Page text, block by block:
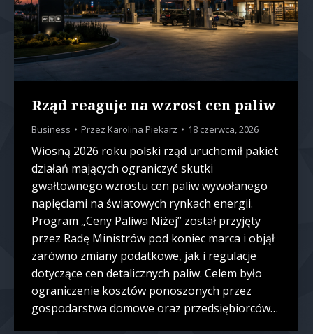
Rząd reaguje na wzrost cen paliw
Business Przez Karolina Piekarz 18 czerwca, 2026
Wiosną 2026 roku polski rząd uruchomił pakiet
działań mających ograniczyć skutki
gwałtownego wzrostu cen paliw wywołanego
napięciami na światowych rynkach energii.
Program „Ceny Paliwa Niżej” został przyjęty
przez Radę Ministrów pod koniec marca i objął
zarówno zmiany podatkowe, jak i regulacje
dotyczące cen detalicznych paliw. Celem było
ograniczenie kosztów ponoszonych przez
gospodarstwa domowe oraz przedsiębiorców…